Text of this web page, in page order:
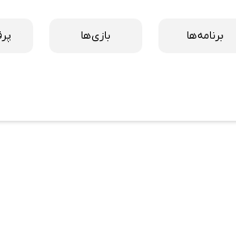
برنامه‌ها بازی‌ها